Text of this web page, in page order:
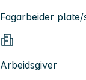
Fagarbeider plate/
Arbeidsgiver